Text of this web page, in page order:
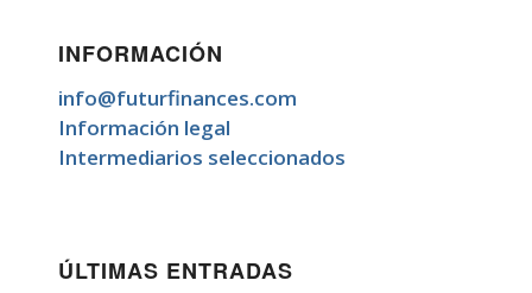
INFORMACIÓN
info@futurfinances.com
Información legal
Intermediarios seleccionados
ÚLTIMAS ENTRADAS